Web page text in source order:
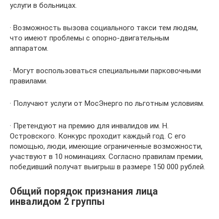
услуги в больницах.
· Возможность вызова социального такси тем людям,
что имеют проблемы с опорно-двигательным
аппаратом.
· Могут воспользоваться специальными парковочными
правилами.
· Получают услуги от МосЭнерго по льготным условиям.
· Претендуют на премию для инвалидов им. Н.
Островского. Конкурс проходит каждый год. С его
помощью, люди, имеющие ограниченные возможности,
участвуют в 10 номинациях. Согласно правилам премии,
победивший получат выигрыш в размере 150 000 рублей.
Общий порядок признания лица
инвалидом 2 группы